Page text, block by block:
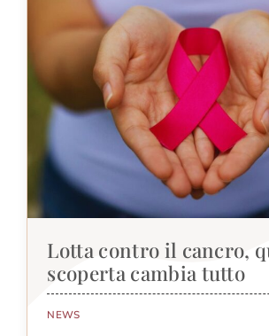
Lotta contro il cancro,
scoperta cambia tutto
NEWS